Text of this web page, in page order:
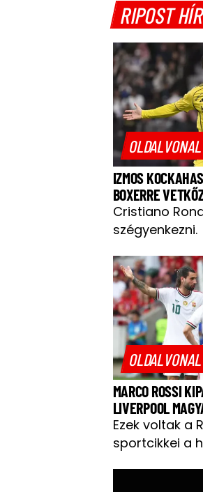
RIPOST
OLDALVONAL
IZMOS
BOXERRE
Cristiano
szégyenkezni.
OLDALVONAL
MARCO ROSSI
LIVERPOOL
Ezek voltak a
sportcikkei a